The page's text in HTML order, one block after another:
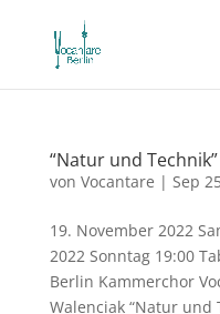
“Natur und Technik”
von Vocantare | Sep
19. November 2022
2022 Sonntag 19:00
Berlin Kammerchor
Walenciak “Natur und